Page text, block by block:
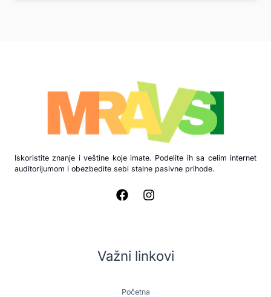
Iskoristite znanje i veštine koje imate. Podelite ih sa celim internet
auditorijumom i obezbedite sebi stalne pasivne prihode.
Važni linkovi
Početna